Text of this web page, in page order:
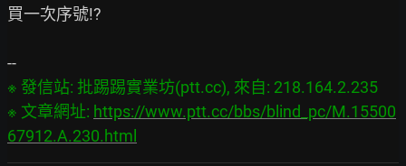
買一次序號!?
※ 發信站: 批踢踢實業坊(ptt.cc), 來自: 218.164.2.235
※ 文章網址: https://www.ptt.cc/bbs/blind_pc/M.15500
67912.A.230.html